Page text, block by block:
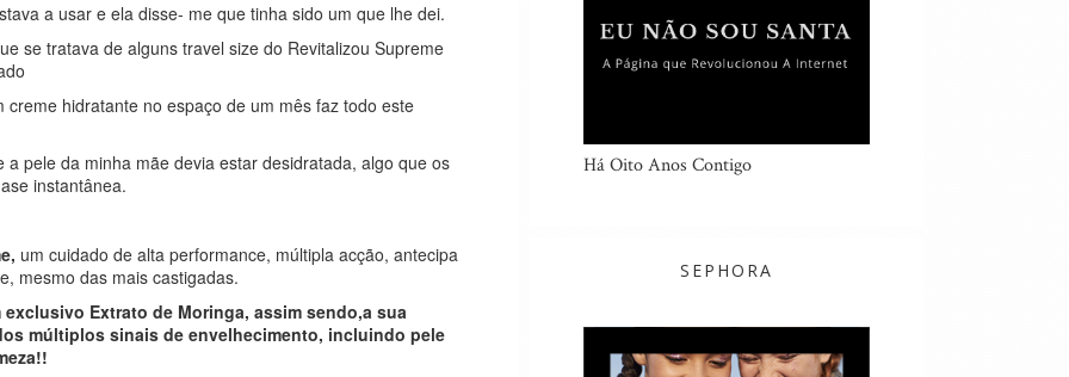
a usar e ela disse- me que tinha sido um que lhe dei.
se tratava de alguns travel size do Revitalizou Supreme
hidratante no espaço de um mês faz todo este
pele da minha mãe devia estar desidratada, algo que os
instantânea.
um cuidado de alta performance, múltipla acção, antecipa
mesmo das mais castigadas.
Extrato de Moringa, assim sendo,a sua
múltiplos sinais de envelhecimento, incluindo pele
Há Oito Anos Contigo
SEPHORA